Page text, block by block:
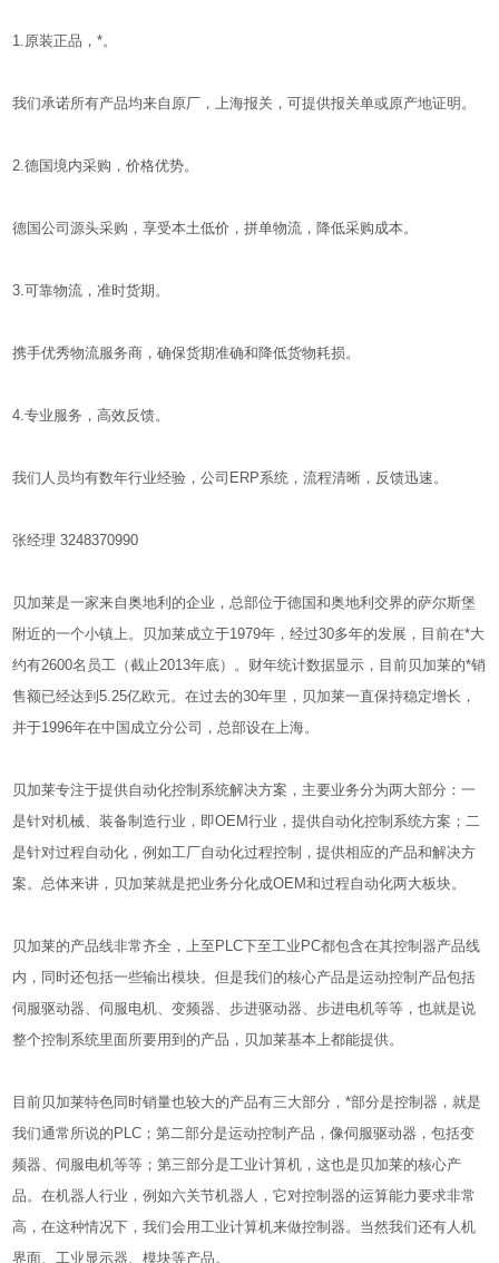
1.原装正品，*。
我们承诺所有产品均来自原厂，上海报关，可提供报关单或原产地证明。
2.德国境内采购，价格优势。
德国公司源头采购，享受本土低价，拼单物流，降低采购成本。
3.可靠物流，准时货期。
携手优秀物流服务商，确保货期准确和降低货物耗损。
4.专业服务，高效反馈。
我们人员均有数年行业经验，公司ERP系统，流程清晰，反馈迅速。
张经理 3248370990
贝加莱是一家来自奥地利的企业，总部位于德国和奥地利交界的萨尔斯堡
附近的一个小镇上。贝加莱成立于1979年，经过30多年的发展，目前在*大
约有2600名员工（截止2013年底）。财年统计数据显示，目前贝加莱的*销
售额已经达到5.25亿欧元。在过去的30年里，贝加莱一直保持稳定增长，
并于1996年在中国成立分公司，总部设在上海。
贝加莱专注于提供自动化控制系统解决方案，主要业务分为两大部分：一
是针对机械、装备制造行业，即OEM行业，提供自动化控制系统方案；二
是针对过程自动化，例如工厂自动化过程控制，提供相应的产品和解决方
案。总体来讲，贝加莱就是把业务分化成OEM和过程自动化两大板块。
贝加莱的产品线非常齐全，上至PLC下至工业PC都包含在其控制器产品线
内，同时还包括一些输出模块。但是我们的核心产品是运动控制产品包括
伺服驱动器、伺服电机、变频器、步进驱动器、步进电机等等，也就是说
整个控制系统里面所要用到的产品，贝加莱基本上都能提供。
目前贝加莱特色同时销量也较大的产品有三大部分，*部分是控制器，就是
我们通常所说的PLC；第二部分是运动控制产品，像伺服驱动器，包括变
频器、伺服电机等等；第三部分是工业计算机，这也是贝加莱的核心产
品。在机器人行业，例如六关节机器人，它对控制器的运算能力要求非常
高，在这种情况下，我们会用工业计算机来做控制器。当然我们还有人机
界面、工业显示器、模块等产品。